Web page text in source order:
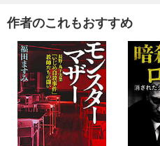
作者のこれもおすすめ